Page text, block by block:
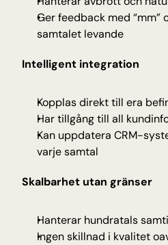
Ger feedback med “mm”
samtalet levande
Intelligent integration
Kopplas direkt till era
Har tillgång till all
Kan uppdatera CRM-
varje samtal
Skalbarhet utan gränser
Hanterar hundratals
Ingen skillnad i kvalitet